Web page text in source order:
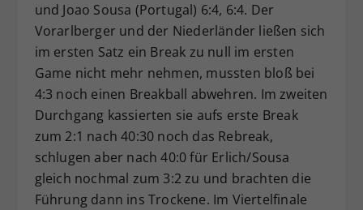
und Joao Sousa (Portugal) 6:4, 6:4. Der
Vorarlberger und der Niederländer ließen sich
im ersten Satz ein Break zu null im ersten
Game nicht mehr nehmen, mussten bloß bei
4:3 noch einen Breakball abwehren. Im zweiten
Durchgang kassierten sie aufs erste Break
zum 2:1 nach 40:30 noch das Rebreak,
schlugen aber nach 40:0 für Erlich/Sousa
gleich nochmal zum 3:2 zu und brachten die
Führung dann ins Trockene. Im Viertelfinale